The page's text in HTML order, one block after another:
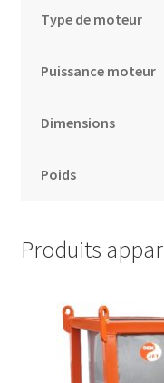
Type de moteur
Puissance moteur
Dimensions
Poids
Produits